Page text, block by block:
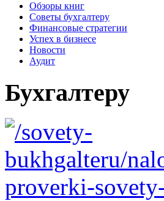
Обзоры книг
Советы бухгалтеру
Финансовые стратегии
Успех в бизнесе
Новости
Аудит
Бухгалтеру